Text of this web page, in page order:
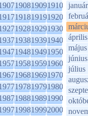
190819091910
191819191920
192819291930
193819391940
194819491950
195819591960
196819691970
197819791980
198819891990
199819992000
január
április
május
június
július